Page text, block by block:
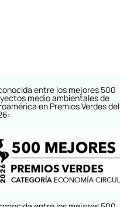
entre los mejores 500
medio ambientales de
en Premios Verdes del